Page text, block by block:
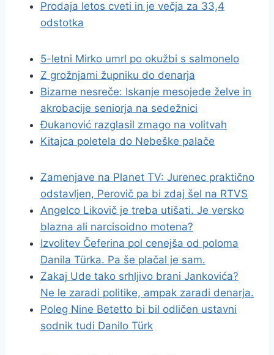
Prodaja letos cveti in je večja za 33,4
odstotka
5-letni Mirko umrl po okužbi s salmonelo
Z grožnjami župniku do denarja
Bizarne nesreče: Iskanje mesojede želve in
akrobacije seniorja na sedežnici
Đukanović razglasil zmago na volitvah
Kitajca poletela do Nebeške palače
Zamenjave na Planet TV: Jurenec praktično
odstavljen, Perovič pa bi zdaj šel na RTVS
Angelco Likovič je treba utišati. Je versko
blazna ali narcisoidno motena?
Izvolitev Čeferina pol cenejša od poloma
Danila Türka. Pa še plačal je sam.
Zakaj Ude tako srhljivo brani Jankovića?
Ne le zaradi politike, ampak zaradi denarja.
Poleg Nine Betetto bi bil odličen ustavni
sodnik tudi Danilo Türk